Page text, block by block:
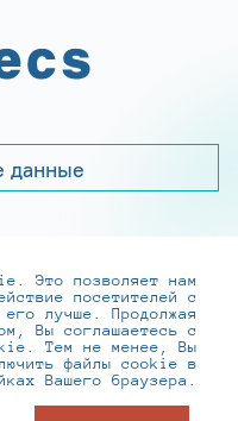
данные
800-250-0-260
,hr@infotecs.ru
ул., 2Б строение 1
Это позволяет нам
посетителей с
лучше. Продолжая
Вы соглашаетесь с
Тем не менее, Вы
файлы cookie в
Вашего браузера.